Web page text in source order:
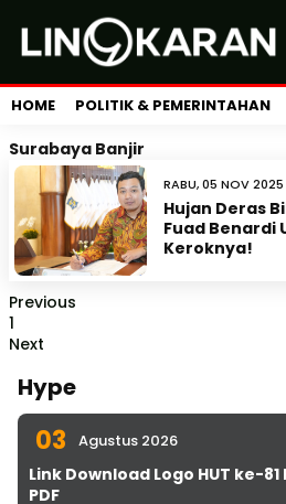
HOME POLITIK & PEMERINTAHAN
Surabaya Banjir
RABU, 05 NOV 2025
Hujan Deras
Fuad Benardi
Keroknya!
Previous
1
Next
Hype
03 Agustus 2026
Link Download Logo HUT ke-81
PDF